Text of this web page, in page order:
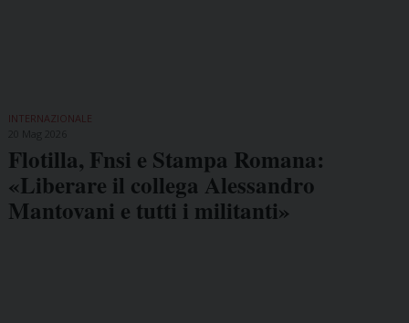
INTERNAZIONALE
Flotilla, Fnsi e Stampa Romana:
«Liberare il collega Alessandro
Mantovani e tutti i militanti»